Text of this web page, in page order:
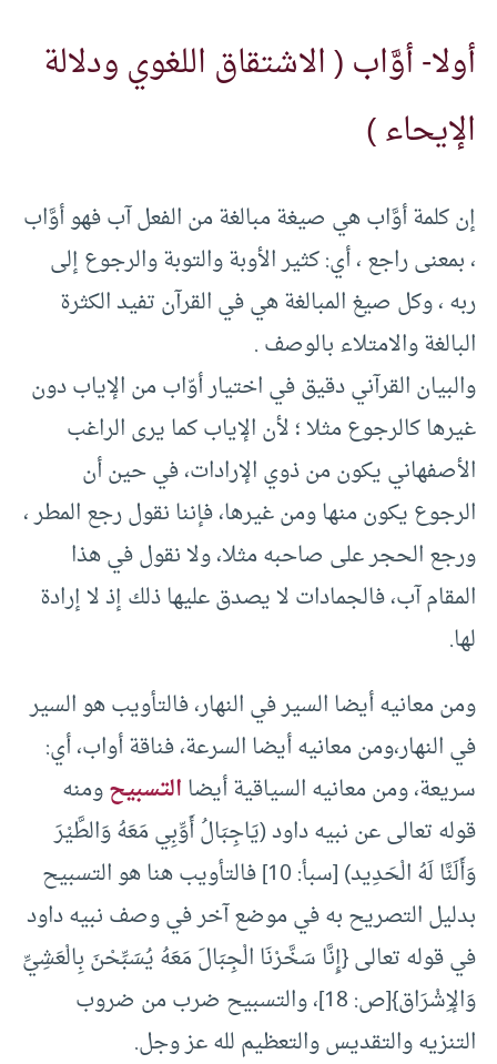
أولا- أوَّاب ( الاشتقاق اللغوي ودلالة
الإيحاء )
إن كلمة أوَّاب هي صيغة مبالغة من الفعل آب فهو أوَّاب
، بمعنى راجع ، أي: كثير الأوبة والتوبة والرجوع إلى
ربه ، وكل صيغ المبالغة هي في القرآن تفيد الكثرة
البالغة والامتلاء بالوصف .
والبيان القرآني دقيق في اختيار أوّاب من الإياب دون
غيرها كالرجوع مثلا ؛ لأن الإياب كما يرى الراغب
الأصفهاني يكون من ذوي الإرادات، في حين أن
الرجوع يكون منها ومن غيرها، فإننا نقول رجع المطر ،
ورجع الحجر على صاحبه مثلا، ولا نقول في هذا
المقام آب، فالجمادات لا يصدق عليها ذلك إذ لا إرادة
لها.
ومن معانيه أيضا السير في النهار، فالتأويب هو السير
في النهار،ومن معانيه أيضا السرعة، فناقة أواب، أي:
سريعة، ومن معانيه السياقية أيضاالتسبيحومنه
قوله تعالى عن نبيه داود (يَاجِبَالُ أَوِّبِي مَعَهُ وَالطَّيْرَ
وَأَلَنَّا لَهُ الْحَدِيد) [سبأ: 10] فالتأويب هنا هو التسبيح
بدليل التصريح به في موضع آخر في وصف نبيه داود
في قوله تعالى {إِنَّا سَخَّرْنَا الْجِبَالَ مَعَهُ يُسَبِّحْنَ بِالْعَشِيِّ
وَالإِشْرَاق}[ص: 18]، والتسبيح ضرب من ضروب
التنزيه والتقديس والتعظيم لله عز وجل.